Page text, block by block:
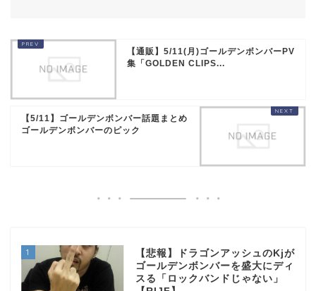
【通販】5/11(月)ゴールデンボンバーPV
集「GOLDEN CLIPS...
【5/11】ゴールデンボンバー話題まとめ
ゴールデンボンバーのピック
1
【悲報】ドラゴンアッシュのKjが
ゴールデンボンバーを盛大にディ
スる「ロックバンドじゃない」